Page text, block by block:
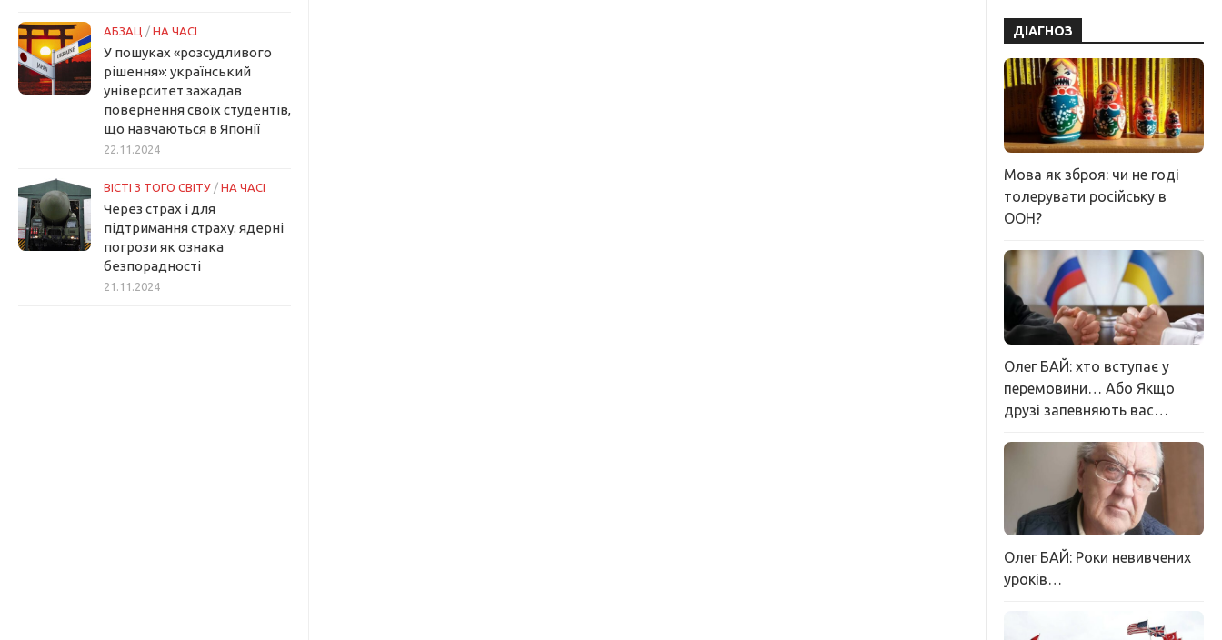
АБЗАЦ / НА ЧАСІ
У пошуках «розсудливого
рішення»: український
університет зажадав
повернення своїх студентів,
що навчаються в Японії
22.11.2024
ВІСТІ З ТОГО СВІТУ / НА ЧАСІ
Через страх і для
підтримання страху: ядерні
погрози як ознака
безпорадності
21.11.2024
ДІАГНОЗ
Мова як зброя: чи не годі
толерувати російську в
ООН?
Олег БАЙ: хто вступає у
перемовини… Або Якщо
друзі запевняють вас…
Олег БАЙ: Роки невивчених
уроків…